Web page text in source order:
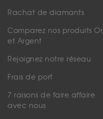
Rachat de diamants
Comparez nos produits Or
et Argent
Rejoignez notre réseau
Frais de port
7 raisons de faire affaire
avec nous